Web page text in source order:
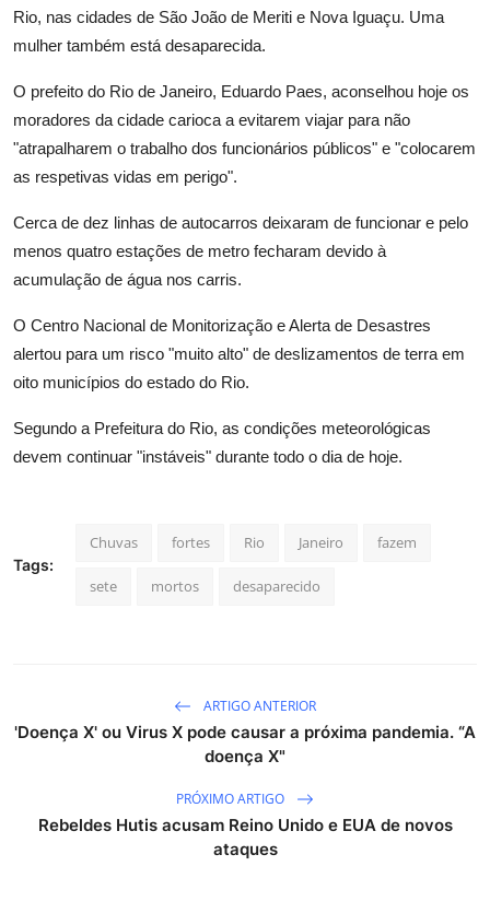
Rio, nas cidades de São João de Meriti e Nova Iguaçu. Uma
mulher também está desaparecida.
O prefeito do Rio de Janeiro, Eduardo Paes, aconselhou hoje os
moradores da cidade carioca a evitarem viajar para não
"atrapalharem o trabalho dos funcionários públicos" e "colocarem
as respetivas vidas em perigo".
Cerca de dez linhas de autocarros deixaram de funcionar e pelo
menos quatro estações de metro fecharam devido à
acumulação de água nos carris.
O Centro Nacional de Monitorização e Alerta de Desastres
alertou para um risco "muito alto" de deslizamentos de terra em
oito municípios do estado do Rio.
Segundo a Prefeitura do Rio, as condições meteorológicas
devem continuar "instáveis" durante todo o dia de hoje.
Tags:
Chuvas fortes Rio Janeiro fazem
sete mortos desaparecido
ARTIGO ANTERIOR
'Doença X' ou Virus X pode causar a próxima pandemia. “A
doença X"
PRÓXIMO ARTIGO
Rebeldes Hutis acusam Reino Unido e EUA de novos
ataques